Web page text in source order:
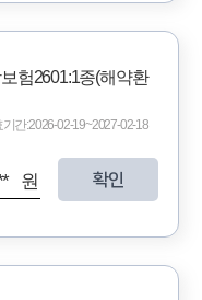
험2601:1종(해약환
간:2026-02-19~2027-02-18
원 확인